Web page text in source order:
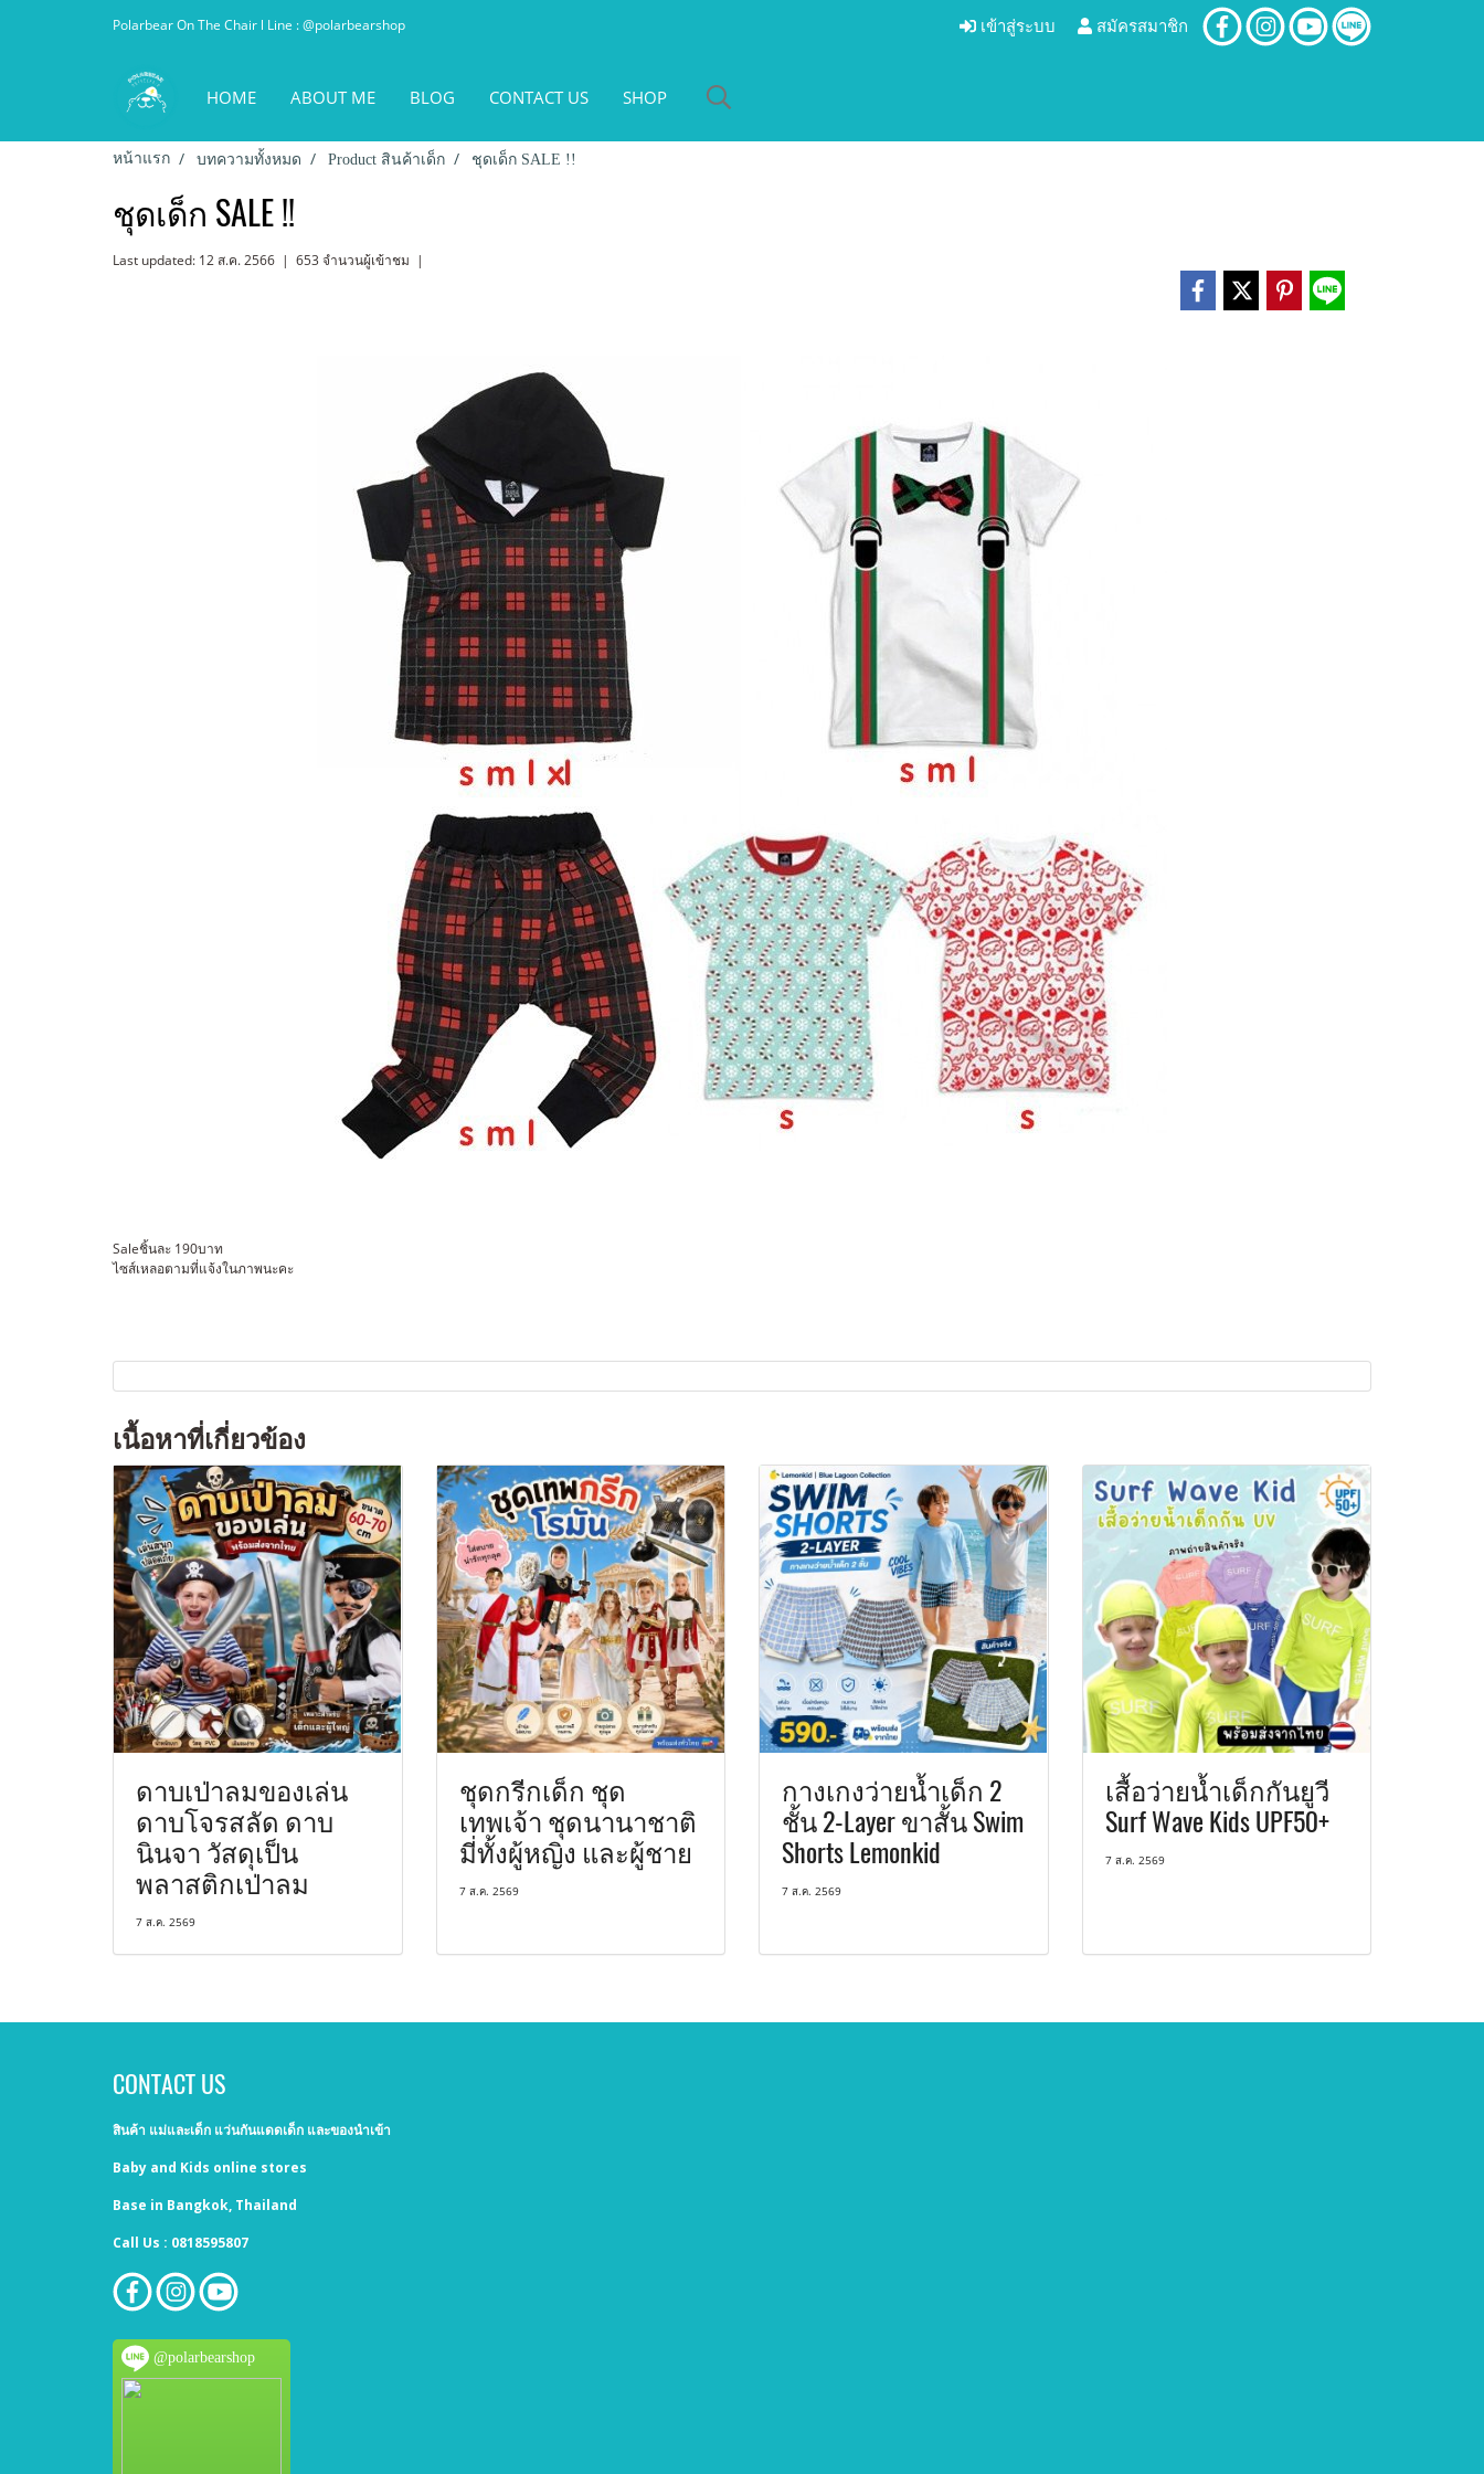
Polarbear On The Chair l Line : @polarbearshop เข้าสู่ระบบ สมัครสมาชิก
HOME ABOUT ME BLOG CONTACT US SHOP
หน้าแรก บทความทั้งหมด Product สินค้าเด็ก ชุดเด็ก SALE !!
ชุดเด็ก SALE !!
Last updated: 12 ส.ค. 2566 | 653 จำนวนผู้เข้าชม |
Saleชิ้นละ 190บาท
ไซส์เหลอตามที่แจ้งในภาพนะคะ
เนื้อหาที่เกี่ยวข้อง
ดาบเป่าลมของเล่น
ดาบโจรสลัด ดาบ
นินจา วัสดุเป็น
พลาสติกเป่าลม
7 ส.ค. 2569
ชุดกรีกเด็ก ชุด
เทพเจ้า ชุดนานาชาติ
มี่ทั้งผู้หญิง และผู้ชาย
7 ส.ค. 2569
กางเกงว่ายน้ำเด็ก 2
ชั้น 2-Layer ขาสั้น Swim
Shorts Lemonkid
7 ส.ค. 2569
เสื้อว่ายน้ำเด็กกันยูวี
Surf Wave Kids UPF50+
7 ส.ค. 2569
CONTACT US
สินค้า แม่และเด็ก แว่นกันแดดเด็ก และของนำเข้า
Baby and Kids online stores
Base in Bangkok, Thailand
Call Us : 0818595807
@polarbearshop